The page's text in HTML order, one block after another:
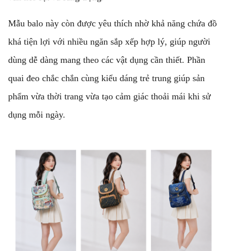
Mẫu balo này còn được yêu thích nhờ khả năng chứa đồ
khá tiện lợi với nhiều ngăn sắp xếp hợp lý, giúp người
dùng dễ dàng mang theo các vật dụng cần thiết. Phần
quai đeo chắc chắn cùng kiểu dáng trẻ trung giúp sản
phẩm vừa thời trang vừa tạo cảm giác thoải mái khi sử
dụng mỗi ngày.